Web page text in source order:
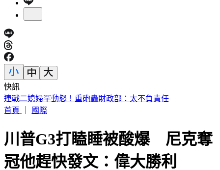
快訊
美股反彈藏隱憂？專家示警「恐重演1987年崩盤慘況」
首頁
國際
川普G3打瞌睡被酸爆 尼克奪
冠他趕快發文：偉大勝利